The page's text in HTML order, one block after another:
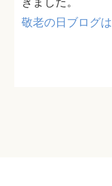
敬老の日ブログ